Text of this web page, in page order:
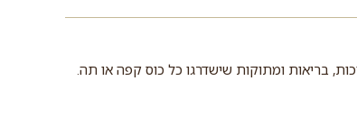
בריאות ומתוקות שישדרגו כל כוס קפה או תה.